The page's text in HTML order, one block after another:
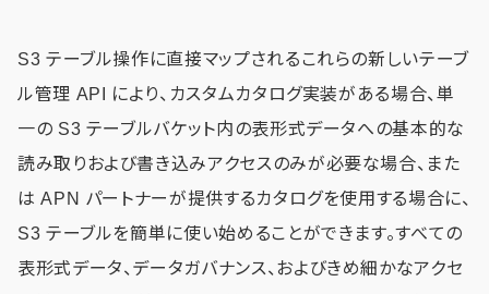
S3 テーブル操作に直接マップされるこれらの新しいテーブ
ル管理 API により、カスタムカタログ実装がある場合、単
一の S3 テーブルバケット内の表形式データへの基本的な
読み取りおよび書き込みアクセスのみが必要な場合、また
は APN パートナーが提供するカタログを使用する場合に、
S3 テーブルを簡単に使い始めることができます。すべての
表形式データ、データガバナンス、およびきめ細かなアクセ